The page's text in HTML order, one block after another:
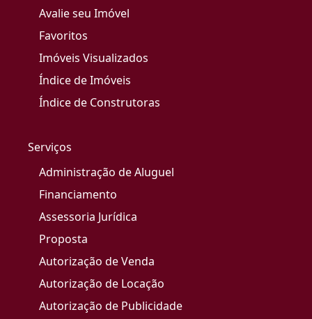
Avalie seu Imóvel
Favoritos
Imóveis Visualizados
Índice de Imóveis
Índice de Construtoras
Serviços
Administração de Aluguel
Financiamento
Assessoria Jurídica
Proposta
Autorização de Venda
Autorização de Locação
Autorização de Publicidade